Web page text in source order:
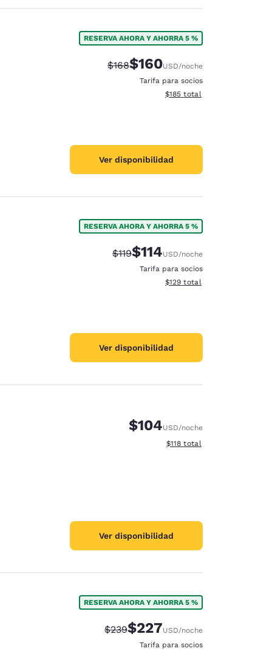
RESERVA AHORA Y AHORRA 5 %
Precio tachado:
$168Precio con descuento:
$160USD/noche
Tarifa para socios
Ver detalles del total
$185 total
Ver disponibilidad
RESERVA AHORA Y AHORRA 5 %
Precio tachado:
$119Precio con descuento:
$114USD/noche
Tarifa para socios
Ver detalles del total
$129 total
Ver disponibilidad
$104USD/noche
Ver detalles del total
$118 total
Ver disponibilidad
RESERVA AHORA Y AHORRA 5 %
Precio tachado:
$239Precio con descuento:
$227USD/noche
Tarifa para socios